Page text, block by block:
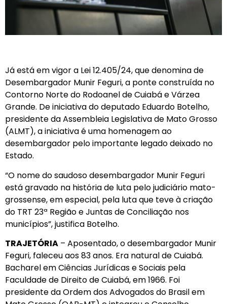
Já está em vigor a Lei 12.405/24, que denomina de
Desembargador Munir Feguri, a ponte construída no
Contorno Norte do Rodoanel de Cuiabá e Várzea
Grande. De iniciativa do deputado Eduardo Botelho,
presidente da Assembleia Legislativa de Mato Grosso
(ALMT), a iniciativa é uma homenagem ao
desembargador pelo importante legado deixado no
Estado.
“O nome do saudoso desembargador Munir Feguri
está gravado na história de luta pelo judiciário mato-
grossense, em especial, pela luta que teve à criação
do TRT 23ª Região e Juntas de Conciliação nos
municípios”, justifica Botelho.
TRAJETÓRIA – Aposentado, o desembargador Munir
Feguri, faleceu aos 83 anos. Era natural de Cuiabá.
Bacharel em Ciências Jurídicas e Sociais pela
Faculdade de Direito de Cuiabá, em 1966. Foi
presidente da Ordem dos Advogados do Brasil em